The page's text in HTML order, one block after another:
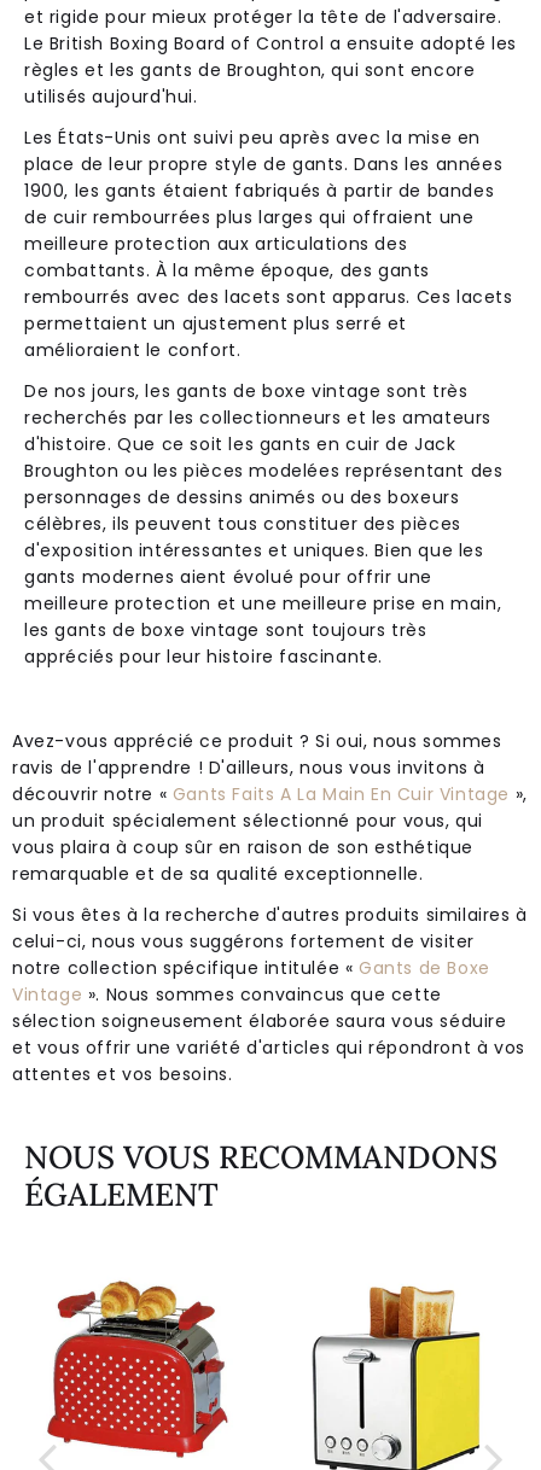
et rigide pour mieux protéger la tête de l'adversaire.
Le British Boxing Board of Control a ensuite adopté les
règles et les gants de Broughton, qui sont encore
utilisés aujourd'hui.
Les États-Unis ont suivi peu après avec la mise en
place de leur propre style de gants. Dans les années
1900, les gants étaient fabriqués à partir de bandes
de cuir rembourrées plus larges qui offraient une
meilleure protection aux articulations des
combattants. À la même époque, des gants
rembourrés avec des lacets sont apparus. Ces lacets
permettaient un ajustement plus serré et
amélioraient le confort.
De nos jours, les gants de boxe vintage sont très
recherchés par les collectionneurs et les amateurs
d'histoire. Que ce soit les gants en cuir de Jack
Broughton ou les pièces modelées représentant des
personnages de dessins animés ou des boxeurs
célèbres, ils peuvent tous constituer des pièces
d'exposition intéressantes et uniques. Bien que les
gants modernes aient évolué pour offrir une
meilleure protection et une meilleure prise en main,
les gants de boxe vintage sont toujours très
appréciés pour leur histoire fascinante.
Avez-vous apprécié ce produit ? Si oui, nous sommes
ravis de l'apprendre ! D'ailleurs, nous vous invitons à
découvrir notre « Gants Faits A La Main En Cuir Vintage »,
un produit spécialement sélectionné pour vous, qui
vous plaira à coup sûr en raison de son esthétique
remarquable et de sa qualité exceptionnelle.
Si vous êtes à la recherche d'autres produits similaires à
celui-ci, nous vous suggérons fortement de visiter
notre collection spécifique intitulée « Gants de Boxe
Vintage ». Nous sommes convaincus que cette
sélection soigneusement élaborée saura vous séduire
et vous offrir une variété d'articles qui répondront à vos
attentes et vos besoins.
NOUS VOUS RECOMMANDONS
ÉGALEMENT